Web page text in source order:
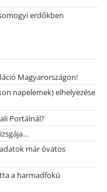
erdőkben
Magyarországon!
napelemek) elhelyezése
Portálnál?
már óvatos
a harmadfokú